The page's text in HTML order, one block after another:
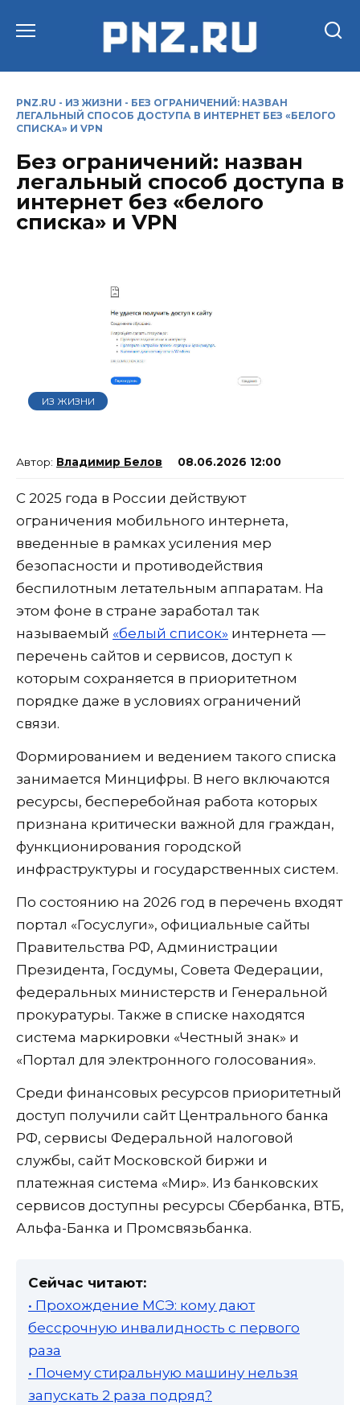
PNZ.RU - ИЗ ЖИЗНИ - БЕЗ ОГРАНИЧЕНИЙ: НАЗВАН
ЛЕГАЛЬНЫЙ СПОСОБ ДОСТУПА В ИНТЕРНЕТ БЕЗ «БЕЛОГО
СПИСКА» И VPN
Без ограничений: назван
легальный способ доступа в
интернет без «белого
списка» и VPN
ИЗ ЖИЗНИ
Владимир Белов 08.06.2026 12:00
С 2025 года в России действуют
ограничения мобильного интернета,
введенные в рамках усиления мер
безопасности и противодействия
беспилотным летательным аппаратам. На
этом фоне в стране заработал так
называемый «белый список» интернета —
перечень сайтов и сервисов, доступ к
которым сохраняется в приоритетном
порядке даже в условиях ограничений
связи.
Формированием и ведением такого списка
занимается Минцифры. В него включаются
ресурсы, бесперебойная работа которых
признана критически важной для граждан,
функционирования городской
инфраструктуры и государственных систем.
По состоянию на 2026 год в перечень входят
портал «Госуслуги», официальные сайты
Правительства РФ, Администрации
Президента, Госдумы, Совета Федерации,
федеральных министерств и Генеральной
прокуратуры. Также в списке находятся
система маркировки «Честный знак» и
«Портал для электронного голосования».
Среди финансовых ресурсов приоритетный
доступ получили сайт Центрального банка
РФ, сервисы Федеральной налоговой
службы, сайт Московской биржи и
платежная система «Мир». Из банковских
сервисов доступны ресурсы Сбербанка, ВТБ,
Альфа-Банка и Промсвязьбанка.
Сейчас читают:
• Прохождение МСЭ: кому дают
бессрочную инвалидность с первого
раза
• Почему стиральную машину нельзя
запускать 2 раза подряд?